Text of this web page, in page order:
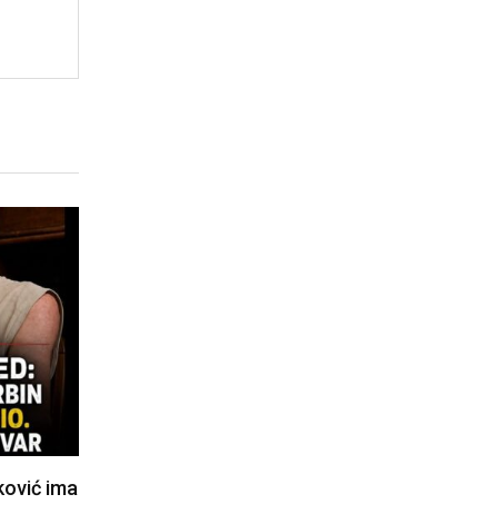
ima